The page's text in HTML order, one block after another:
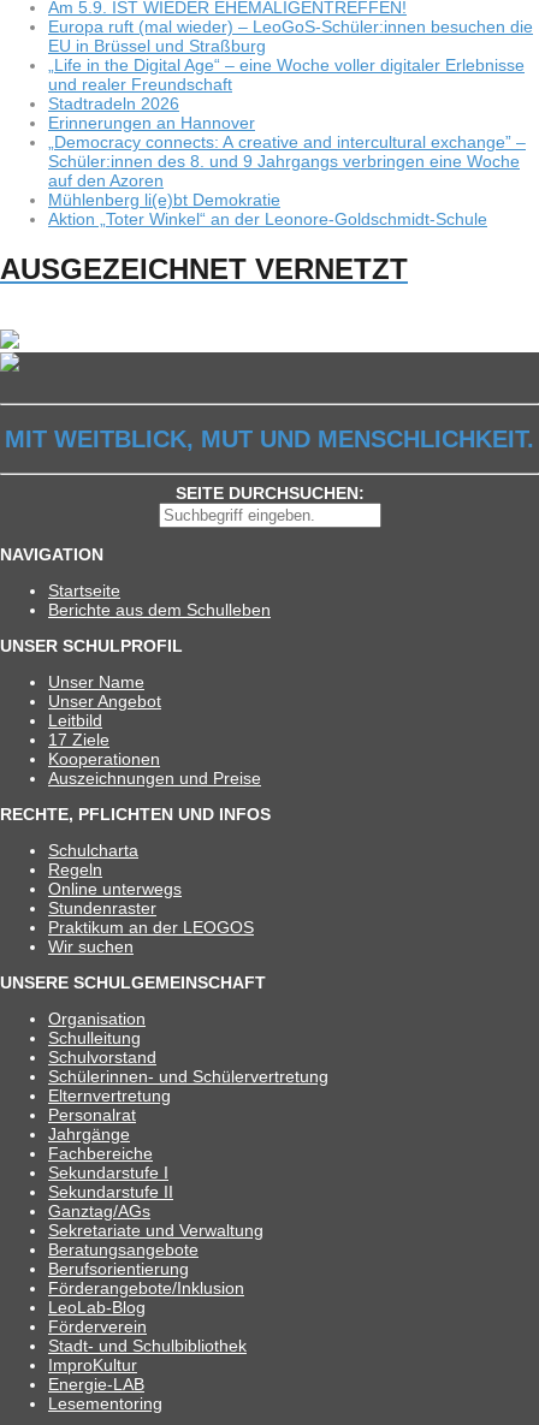
Am 5.9. IST WIEDER EHEMALIGENTREFFEN!
Europa ruft (mal wie­der) – LeoGoS-Schüler:innen besu­chen die
EU in Brüs­sel und Straßburg
„Life in the Digi­tal Age“ – eine Woche vol­ler digi­ta­ler Erleb­nisse
und rea­ler Freundschaft
Stadt­ra­deln 2026
Erin­ne­run­gen an Hannover
„Demo­cracy con­nects: A crea­tive and inter­cul­tu­ral exch­ange” –
Schüler:innen des 8. und 9 Jahr­gangs ver­brin­gen eine Woche
auf den Azoren
Müh­len­berg li(e)bt Demokratie
Aktion „Toter Win­kel“ an der Leonore-Goldschmidt-Schule
AUSGEZEICHNET VERNETZT
MIT WEITBLICK, MUT UND MENSCHLICHKEIT.
SEITE DURCHSUCHEN:
NAVIGATION
Start­seite
Berichte aus dem Schulleben
UNSER SCHULPROFIL
Unser Name
Unser Ange­bot
Leit­bild
17 Ziele
Koope­ra­tio­nen
Aus­zeich­nun­gen und Preise
RECHTE, PFLICHTEN UND INFOS
Schul­charta
Regeln
Online unter­wegs
Stun­den­ras­ter
Prak­ti­kum an der LEOGOS
Wir suchen
UNSERE SCHULGEMEINSCHAFT
Orga­ni­sa­tion
Schul­lei­tung
Schul­vor­stand
Schü­le­rin­nen- und Schülervertretung
Eltern­ver­tre­tung
Per­so­nal­rat
Jahr­gänge
Fach­be­rei­che
Sekun­dar­stufe I
Sekun­dar­stufe II
Ganztag/​​AGs
Sekre­ta­riate und Verwaltung
Bera­tungs­an­ge­bote
Berufs­ori­en­tie­rung
Förderangebote/​​Inklusion
Leo­Lab-Blog
För­der­ver­ein
Stadt- und Schulbibliothek
Impro­Kul­tur
Ener­­gie-LAB
Lese­men­to­ring